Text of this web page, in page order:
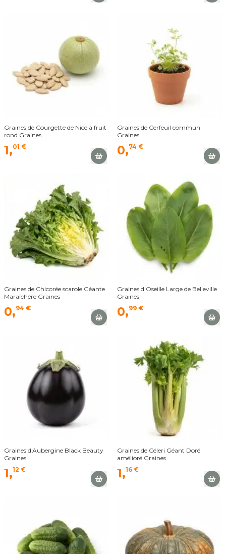
Graines de Courgette de Nice à fruit
rond Graines
1,01 €
Graines de Cerfeuil commun
Graines
0,74 €
Graines de Chicorée scarole Géante
Maraîchère Graines
0,94 €
Graines d'Oseille Large de Belleville
Graines
0,99 €
Graines d'Aubergine Black Beauty
Graines
1,12 €
Graines de Céleri Géant Doré
amélioré Graines
1,16 €